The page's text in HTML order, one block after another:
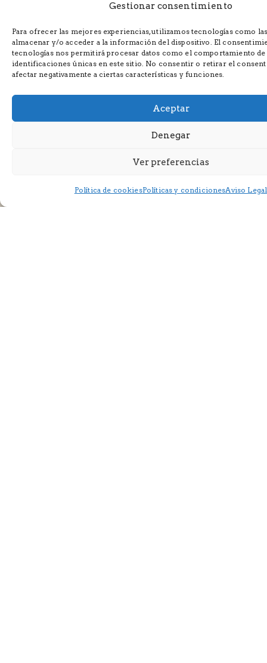
Gestionar consentimiento
Para ofrecer las mejores experiencias, utilizamos tecnologías como
almacenar y/o acceder a la información del dispositivo. El
tecnologías nos permitirá procesar datos como el comportamiento de
identificaciones únicas en este sitio. No consentir o retirar el
afectar negativamente a ciertas características y funciones.
Aceptar
Denegar
Ver preferencias
Política de cookiesPolíticas y condicionesAviso Legal